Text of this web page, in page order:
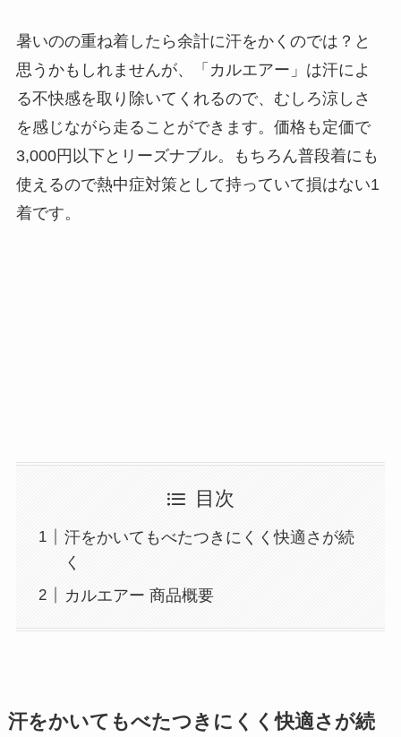
暑いのの重ね着したら余計に汗をかくのでは？と
思うかもしれませんが、「カルエアー」は汗によ
る不快感を取り除いてくれるので、むしろ涼しさ
を感じながら走ることができます。価格も定価で
3,000円以下とリーズナブル。もちろん普段着にも
使えるので熱中症対策として持っていて損はない1
着です。
目次
汗をかいてもべたつきにくく快適さが続
く
カルエアー 商品概要
汗をかいてもべたつきにくく快適さが続